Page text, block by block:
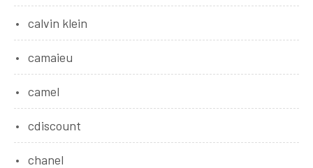
calvin klein
camaieu
camel
cdiscount
chanel